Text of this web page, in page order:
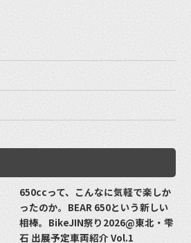
650ccって、こんなに気軽で楽しか
ったのか。BEAR 650という新しい
相棒。BikeJIN祭り2026@東北・雫
石 出展予定車両紹介 Vol.1